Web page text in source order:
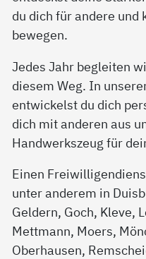
du dich für andere
bewegen.
Jedes Jahr begleiten
diesem Weg. In
entwickelst du dich
dich mit anderen aus
Handwerkszeug für
Einen
unter anderem in
Geldern, Goch, Kleve,
Mettmann, Moers,
Oberhausen,